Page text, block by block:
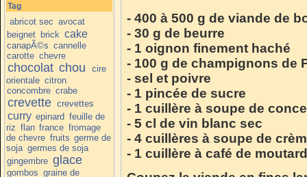
Tag
abricot sec avocat
beignet brick cake
canapÃ©s cannelle
carotte chevre
chocolat chou
cire
orientale citron
concombre crabe
crevette crevettes
curry epinard feuille de
riz flan france fromage
de chevre fruits germe de
soja germes de soja
gingembre glace
gombos graine de
- 400 à 500 g de viande de
- 30 g de beurre
- 1 oignon finement haché
- 100 g de champignons de
- sel et poivre
- 1 pincée de sucre
- 1 cuillère à soupe de
- 5 cl de vin blanc sec
- 4 cuillères à soupe de
- 1 cuillère à café de